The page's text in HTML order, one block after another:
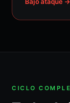
CICLO